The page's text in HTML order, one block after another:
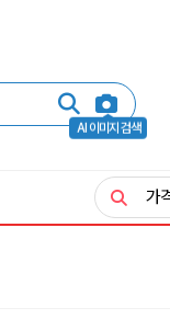
AI 이미지 검색
가